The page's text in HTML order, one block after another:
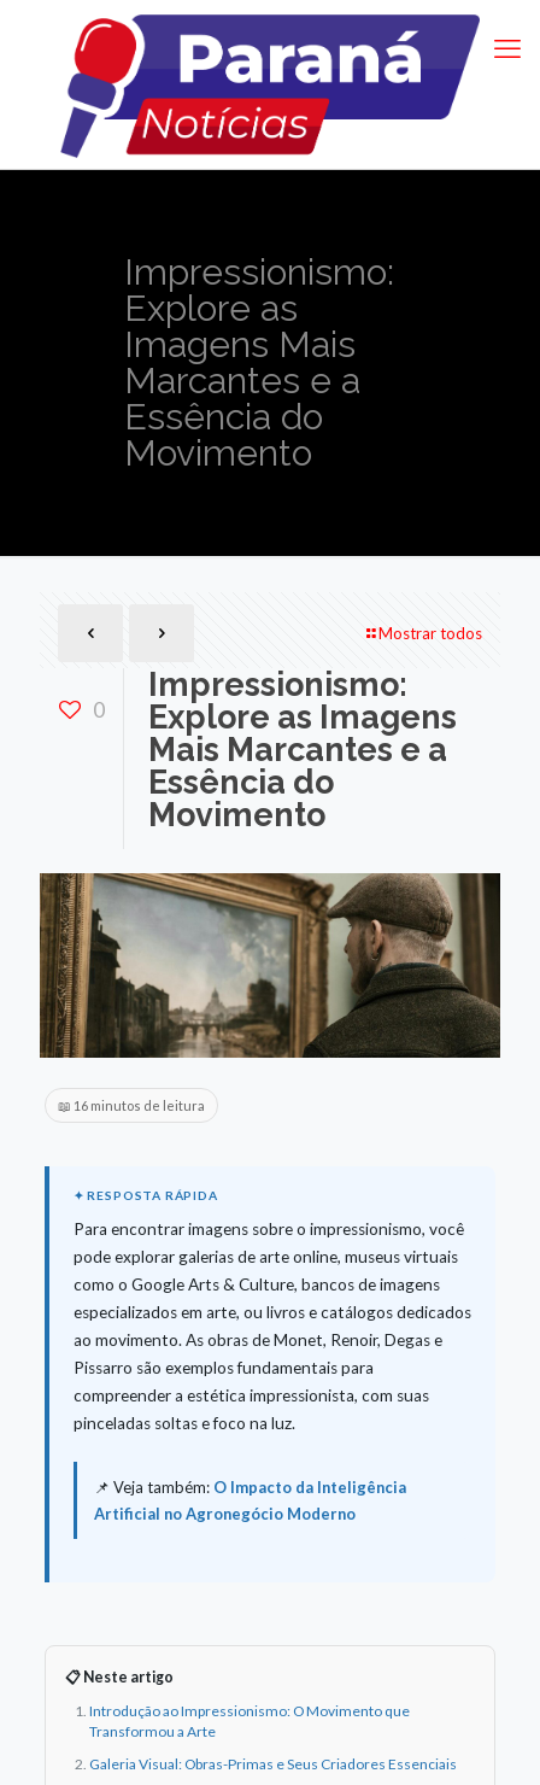
Impressionismo:
Explore as
Imagens Mais
Marcantes e a
Essência do
Movimento
Mostrar todos
0
Impressionismo:
Explore as Imagens
Mais Marcantes e a
Essência do
Movimento
📖 16 minutos de leitura
Para encontrar imagens sobre o impressionismo, você
pode explorar galerias de arte online, museus virtuais
como o Google Arts & Culture, bancos de imagens
especializados em arte, ou livros e catálogos dedicados
ao movimento. As obras de Monet, Renoir, Degas e
Pissarro são exemplos fundamentais para
compreender a estética impressionista, com suas
pinceladas soltas e foco na luz.
📌 Veja também: O Impacto da Inteligência
Artificial no Agronegócio Moderno
📋 Neste artigo
Introdução ao Impressionismo: O Movimento que
Transformou a Arte
Galeria Visual: Obras-Primas e Seus Criadores Essenciais